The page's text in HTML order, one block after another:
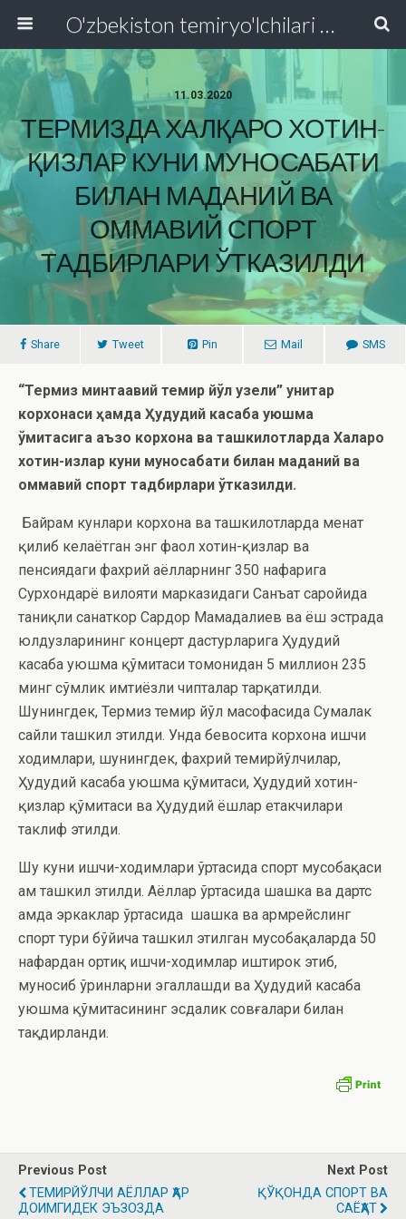
O'zbekiston temiryo'lchilari va transport quruvchilari kasaba uyushmasi Respublika Kengashi
11.03.2020
ТЕРМИЗДА ХАЛҚАРО ХОТИН-
ҚИЗЛАР КУНИ МУНОСАБАТИ
БИЛАН МАДАНИЙ ВА
ОММАВИЙ СПОРТ
ТАДБИРЛАРИ ЎТКАЗИЛДИ
Share Tweet Pin Mail SMS
“Термиз минтақавий темир йўл узели” унитар
корхонаси ҳамда Ҳудудий касаба уюшма
қўмитасига аъзо корхона ва ташкилотларда Халқаро
хотин-қизлар куни муносабати билан маданий ва
оммавий спорт тадбирлари ўтказилди.
Байрам кунлари корхона ва ташкилотларда меҳнат
қилиб келаётган энг фаол хотин-қизлар ва
пенсиядаги фахрий аёлларнинг 350 нафарига
Сурхондарё вилояти марказидаги Санъат саройида
таниқли санаткор Сардор Мамадалиев ва ёш эстрада
юлдузларининг концерт дастурларига Ҳудудий
касаба уюшма қўмитаси томонидан 5 миллион 235
минг сўмлик имтиёзли чипталар тарқатилди.
Шунингдек, Термиз темир йўл масофасида Сумалак
сайли ташкил этилди. Унда бевосита корхона ишчи
ходимлари, шунингдек, фахрий темирйўлчилар,
Ҳудудий касаба уюшма қўмитаси, Ҳудудий хотин-
қизлар қўмитаси ва Ҳудудий ёшлар етакчилари
таклиф этилди.
Шу куни ишчи-ходимлари ўртасида спорт мусобақаси
ҳам ташкил этилди. Аёллар ўртасида шашка ва дартс
ҳамда эркаклар ўртасида шашка ва армрейслинг
спорт тури бўйича ташкил этилган мусобақаларда 50
нафардан ортиқ ишчи-ходимлар иштирок этиб,
муносиб ўринларни эгаллашди ва Ҳудудий касаба
уюшма қўмитасининг эсдалик совғалари билан
тақдирланди.
Previous Post
ТЕМИРЙЎЛЧИ АЁЛЛАР ҲАР
ДОИМГИДЕК ЭЪЗОЗДА
Next Post
ҚЎҚОНДА СПОРТ ВА
САЁҲАТ